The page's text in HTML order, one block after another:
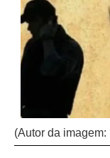
(Autor da